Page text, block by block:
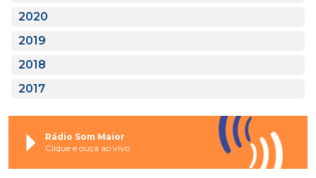
2020
2019
2018
2017
Rádio Som Maior
Clique e ouça ao vivo